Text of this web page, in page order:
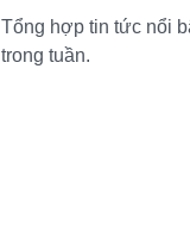
Tổng hợp tin tức nổi
trong tuần.